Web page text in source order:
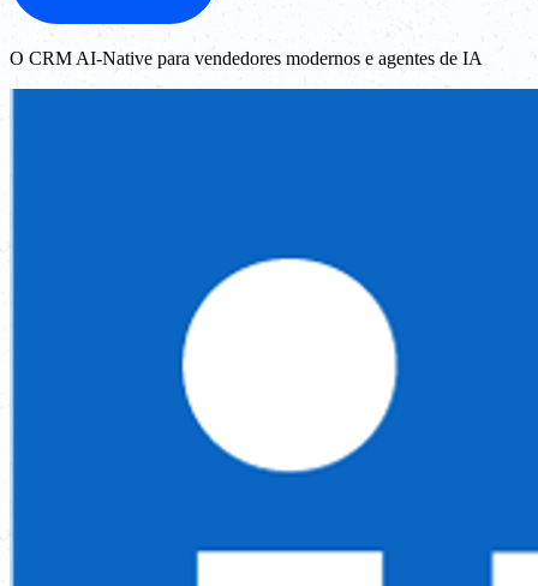
O CRM AI-Native para vendedores modernos e agentes de IA